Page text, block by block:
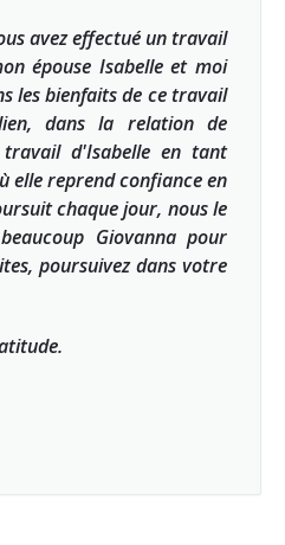
avez effectué un travail
épouse Isabelle et moi
les bienfaits de ce travail
dans la relation de
d'Isabelle en tant
elle reprend confiance en
chaque jour, nous le
Giovanna pour
poursuivez dans votre